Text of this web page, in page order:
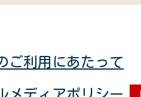
ご利用にあたって
メディアポリシー